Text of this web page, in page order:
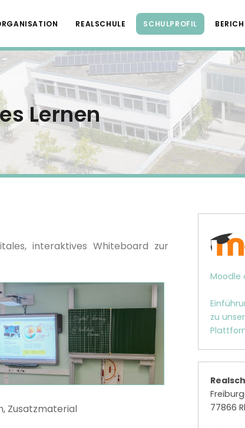
REALSCHULE SCHULPROFIL
Lernen
interaktives Whiteboard zur
Zusatzmaterial
Moodle
zu
77866